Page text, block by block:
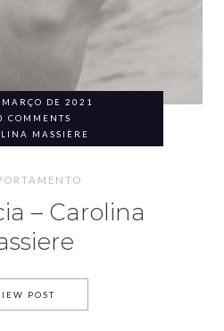
DE 2021
COMMENTS
MASSIÈRE
– Carolina
POST